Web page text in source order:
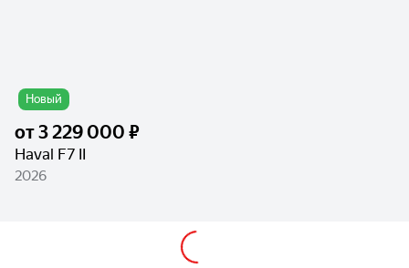
Новый
от3 229 000 ₽
Haval F7 II
2026